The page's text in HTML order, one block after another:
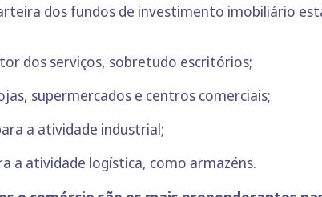
dos fundos de investimento imobiliário
dos serviços, sobretudo escritórios;
supermercados e centros comerciais;
a atividade industrial;
a atividade logística, como armazéns.